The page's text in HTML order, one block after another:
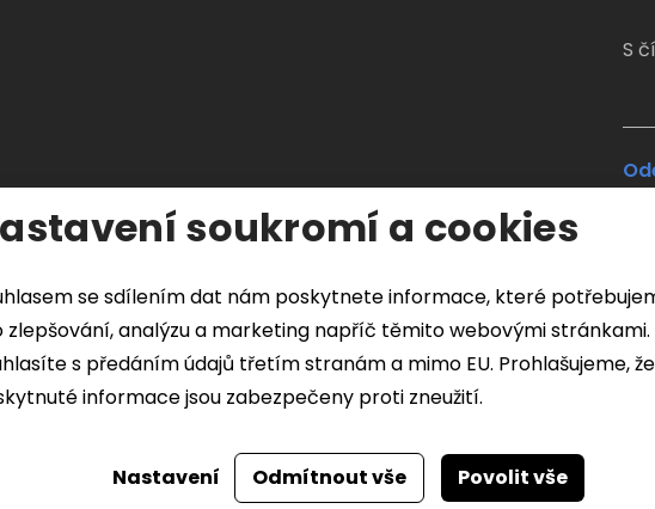
S
soukromí a cookies
se sdílením dat nám poskytnete informace, které
zlepšování, analýzu a marketing napříč těmito webovými stránkami. Dále
s předáním údajů třetím stranám a mimo EU. Prohlašujeme,
informace jsou zabezpečeny proti zneužití.
Nastavení Odmítnout vše Povolit vše